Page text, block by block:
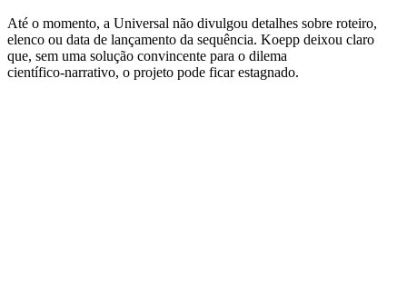
Até o momento, a Universal não divulgou detalhes sobre roteiro,
elenco ou data de lançamento da sequência. Koepp deixou claro
que, sem uma solução convincente para o dilema
científico‑narrativo, o projeto pode ficar estagnado.